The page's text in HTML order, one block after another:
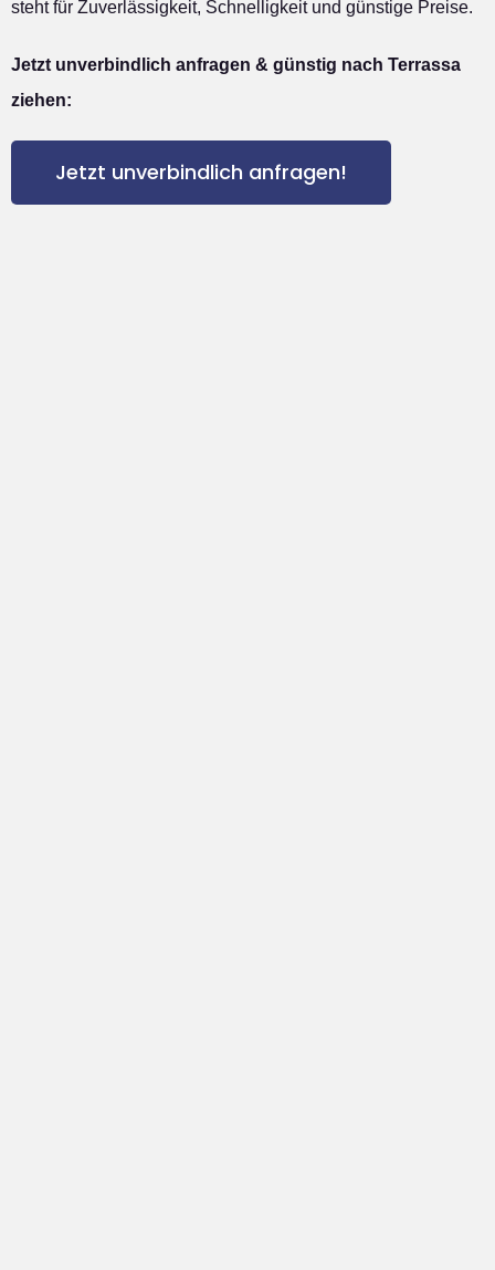
steht für Zuverlässigkeit, Schnelligkeit und günstige Preise.
Jetzt unverbindlich anfragen & günstig nach Terrassa
ziehen:
Jetzt unverbindlich anfragen!